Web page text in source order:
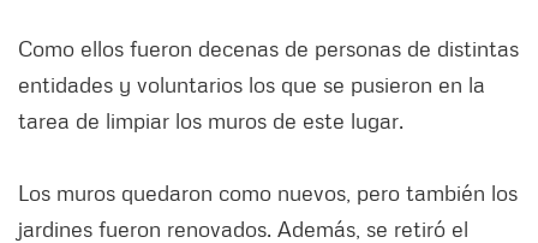
Como ellos fueron decenas de personas de distintas
entidades y voluntarios los que se pusieron en la
tarea de limpiar los muros de este lugar.
Los muros quedaron como nuevos, pero también los
jardines fueron renovados. Además, se retiró el